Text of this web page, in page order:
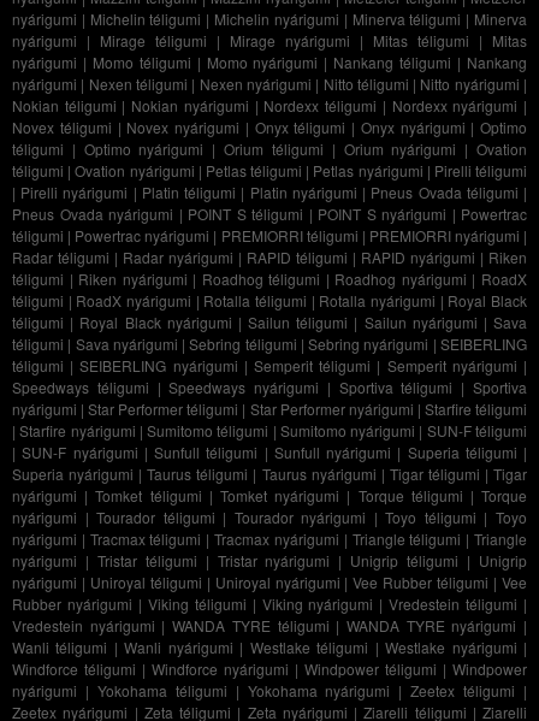
nyárigumi | Michelin téligumi | Michelin nyárigumi | Minerva téligumi | Minerva
nyárigumi | Mirage téligumi | Mirage nyárigumi | Mitas téligumi | Mitas
nyárigumi | Momo téligumi | Momo nyárigumi | Nankang téligumi | Nankang
nyárigumi | Nexen téligumi | Nexen nyárigumi | Nitto téligumi | Nitto nyárigumi |
Nokian téligumi | Nokian nyárigumi | Nordexx téligumi | Nordexx nyárigumi |
Novex téligumi | Novex nyárigumi | Onyx téligumi | Onyx nyárigumi | Optimo
téligumi | Optimo nyárigumi |Orium téligumi | Orium nyárigumi |Ovation
téligumi |Ovation nyárigumi | Petlas téligumi | Petlas nyárigumi | Pirelli téligumi
| Pirelli nyárigumi | Platin téligumi | Platin nyárigumi | Pneus Ovada téligumi |
Pneus Ovada nyárigumi | POINT S téligumi | POINT S nyárigumi | Powertrac
téligumi | Powertrac nyárigumi | PREMIORRI téligumi | PREMIORRI nyárigumi |
Radar téligumi | Radar nyárigumi | RAPID téligumi | RAPID nyárigumi | Riken
téligumi | Riken nyárigumi | Roadhog téligumi | Roadhog nyárigumi | RoadX
téligumi | RoadX nyárigumi | Rotalla téligumi | Rotalla nyárigumi | Royal Black
téligumi | Royal Black nyárigumi |Sailun téligumi | Sailun nyárigumi |Sava
téligumi | Sava nyárigumi |Sebring téligumi |Sebring nyárigumi |SEIBERLING
téligumi |SEIBERLING nyárigumi |Semperit téligumi | Semperit nyárigumi |
Speedways téligumi |Speedways nyárigumi | Sportiva téligumi |Sportiva
nyárigumi |Star Performer téligumi | Star Performer nyárigumi | Starfire téligumi
|Starfire nyárigumi |Sumitomo téligumi | Sumitomo nyárigumi | SUN-F téligumi
|SUN-F nyárigumi | Sunfull téligumi | Sunfull nyárigumi | Superia téligumi |
Superia nyárigumi |Taurus téligumi | Taurus nyárigumi | Tigar téligumi |Tigar
nyárigumi |Tomket téligumi | Tomket nyárigumi | Torque téligumi |Torque
nyárigumi |Tourador téligumi | Tourador nyárigumi |Toyo téligumi |Toyo
nyárigumi | Tracmax téligumi |Tracmax nyárigumi | Triangle téligumi |Triangle
nyárigumi | Tristar téligumi | Tristar nyárigumi | Unigrip téligumi | Unigrip
nyárigumi | Uniroyal téligumi | Uniroyal nyárigumi |Vee Rubber téligumi |Vee
Rubber nyárigumi | Viking téligumi | Viking nyárigumi |Vredestein téligumi |
Vredestein nyárigumi |WANDA TYRE téligumi | WANDA TYRE nyárigumi |
Wanli téligumi |Wanli nyárigumi | Westlake téligumi |Westlake nyárigumi |
Windforce téligumi | Windforce nyárigumi | Windpower téligumi | Windpower
nyárigumi | Yokohama téligumi | Yokohama nyárigumi |Zeetex téligumi |
Zeetex nyárigumi | Zeta téligumi | Zeta nyárigumi |Ziarelli téligumi | Ziarelli